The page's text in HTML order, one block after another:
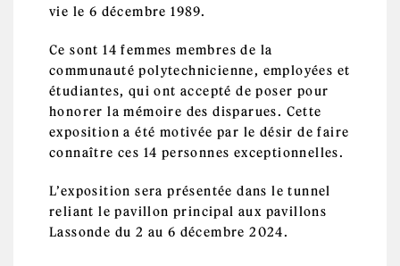
vie le 6 décembre 1989.
Ce sont 14 femmes membres de la
communauté polytechnicienne, employées et
étudiantes, qui ont accepté de poser pour
honorer la mémoire des disparues. Cette
exposition a été motivée par le désir de faire
connaître ces 14 personnes exceptionnelles.
L’exposition sera présentée dans le tunnel
reliant le pavillon principal aux pavillons
Lassonde du 2 au 6 décembre 2024.